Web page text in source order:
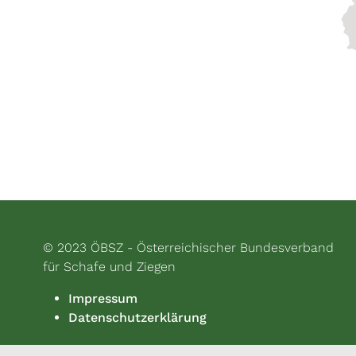
© 2023 ÖBSZ - Österreichischer Bundesverband
für Schafe und Ziegen
Impressum
Datenschutzerklärung